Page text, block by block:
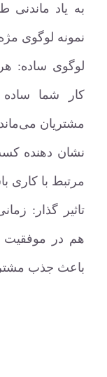
به یاد
نمونه لوگوی
لوگوی ساده:
کار شما
مشتریان
نشان دهنده
مرتبط با کاری
تاثیر گذار:
هم در موفقیت
باعث جذب